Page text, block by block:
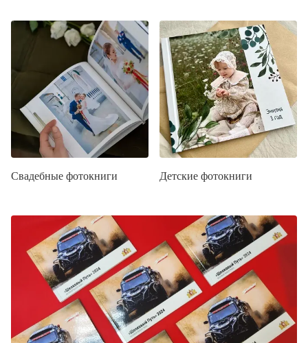
Свадебные фотокниги Детские фотокниги